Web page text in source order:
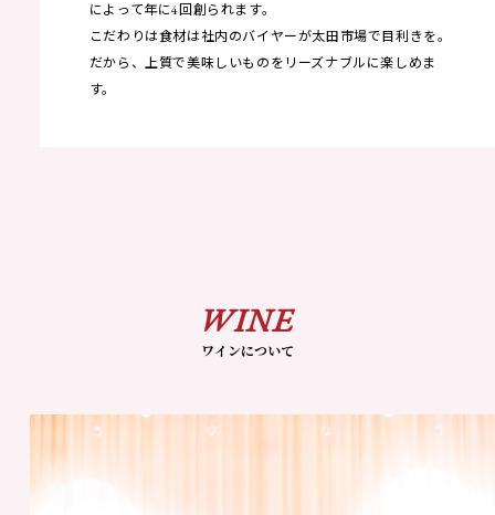
によって年に4回創られます。
こだわりは食材は社内のバイヤーが太田市場で目利きを。
だから、上質で美味しいものをリーズナブルに楽しめま
す。
WINE
ワインについて